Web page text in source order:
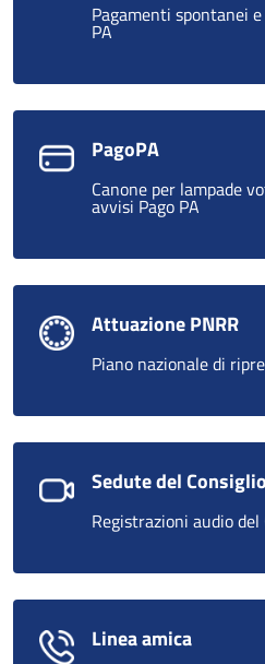
Pagamenti spontanei
PA
PagoPA
Canone per lampade
avvisi Pago PA
Attuazione PNRR
Piano nazionale di
Sedute del
Registrazioni audio del
Linea amica